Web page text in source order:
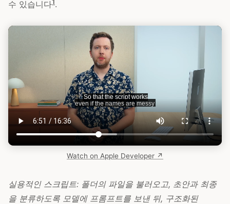
수 있습니다 .
Watch on Apple Developer ↗
실용적인 스크립트: 폴더의 파일을 불러오고, 초안과 최종
을 분류하도록 모델에 프롬프트를 보낸 뒤, 구조화된